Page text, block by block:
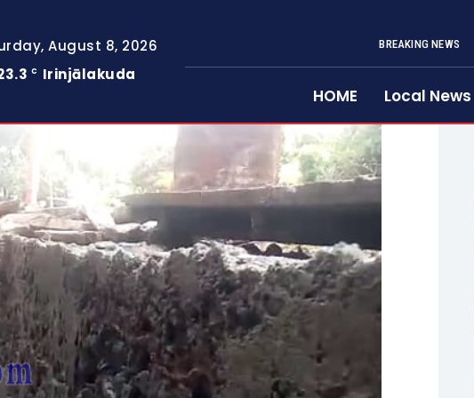
August 8, 2026
C Irinjālakuda
BREAKING NEWS
HOME Local News